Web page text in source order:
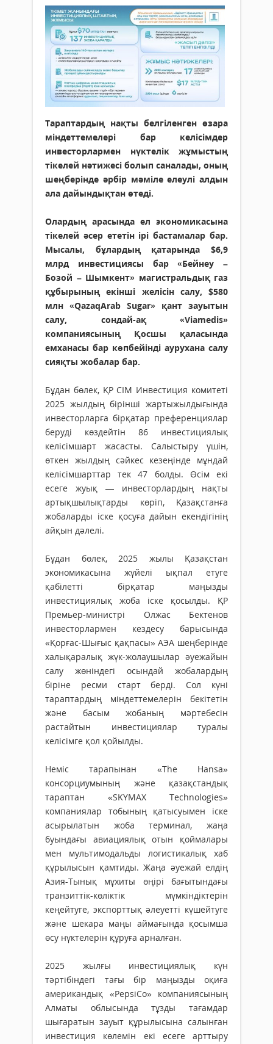
Тараптардың нақты белгіленген өзара
міндеттемелері бар келісімдер
инвесторлармен нүктелік жұмыстың
тікелей нәтижесі болып саналады, оның
шеңберінде әрбір мәміле елеулі алдын
ала дайындықтан өтеді.
Олардың арасында ел экономикасына
тікелей әсер ететін ірі бастамалар бар.
Мысалы, бұлардың қатарында $6,9
млрд инвестициясы бар «Бейнеу –
Бозой – Шымкент» магистральдық газ
құбырының екінші желісін салу, $580
млн «QazaqArab Sugar» қант зауытын
салу, сондай-ақ «Viamedis»
компаниясының Қосшы қаласында
емханасы бар көпбейінді аурухана салу
сияқты жобалар бар.
Бұдан бөлек, ҚР СІМ Инвестиция комитеті
2025 жылдың бірінші жартыжылдығында
инвесторларға бірқатар преференциялар
беруді көздейтін 86 инвестициялық
келісімшарт жасасты. Салыстыру үшін,
өткен жылдың сәйкес кезеңінде мұндай
келісімшарттар тек 47 болды. Өсім екі
есеге жуық — инвесторлардың нақты
артықшылықтарды көріп, Қазақстанға
жобаларды іске қосуға дайын екендігінің
айқын дәлелі.
Бұдан бөлек, 2025 жылы Қазақстан
экономикасына жүйелі ықпал етуге
қабілетті бірқатар маңызды
инвестициялық жоба іске қосылды. ҚР
Премьер-министрі Олжас Бектенов
инвесторлармен кездесу барысында
«Қорғас-Шығыс қақпасы» АЭА шеңберінде
халықаралық жүк-жолаушылар әуежайын
салу жөніндегі осындай жобалардың
біріне ресми старт берді. Сол күні
тараптардың міндеттемелерін бекітетін
және басым жобаның мәртебесін
растайтын инвестициялар туралы
келісімге қол қойылды.
Неміс тарапынан «The Hansa»
консорциумының және қазақстандық
тараптан «SKYMAX Technologies»
компаниялар тобының қатысуымен іске
асырылатын жоба терминал, жаңа
буындағы авиациялық отын қоймалары
мен мультимодальды логистикалық хаб
құрылысын қамтиды. Жаңа әуежай елдің
Азия-Тынық мұхиты өңірі бағытындағы
транзиттік-көліктік мүмкіндіктерін
кеңейтуге, экспорттық әлеуетті күшейтуге
және шекара маңы аймағында қосымша
өсу нүктелерін құруға арналған.
2025 жылғы инвестициялық күн
тәртібіндегі тағы бір маңызды оқиға
американдық «PepsiCo» компаниясының
Алматы облысында тұзды тағамдар
шығаратын зауыт құрылысына салынған
инвестиция көлемін екі есеге арттыру